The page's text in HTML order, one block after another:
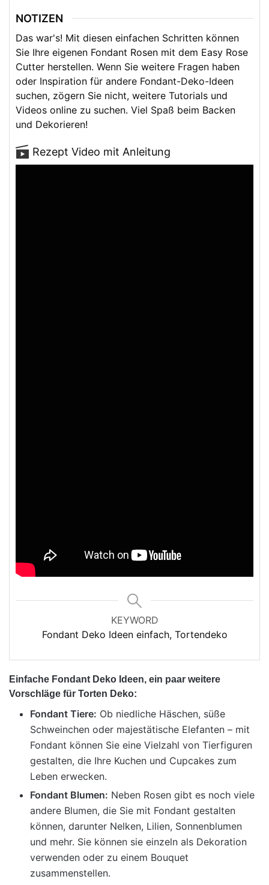
NOTIZEN
Das war's! Mit diesen einfachen Schritten können
Sie Ihre eigenen Fondant Rosen mit dem Easy Rose
Cutter herstellen. Wenn Sie weitere Fragen haben
oder Inspiration für andere Fondant-Deko-Ideen
suchen, zögern Sie nicht, weitere Tutorials und
Videos online zu suchen. Viel Spaß beim Backen
und Dekorieren!
Rezept Video mit Anleitung
KEYWORD
Fondant Deko Ideen einfach, Tortendeko
Einfache Fondant Deko Ideen, ein paar weitere
Vorschläge für Torten Deko:
Fondant Tiere: Ob niedliche Häschen, süße
Schweinchen oder majestätische Elefanten – mit
Fondant können Sie eine Vielzahl von Tierfiguren
gestalten, die Ihre Kuchen und Cupcakes zum
Leben erwecken.
Fondant Blumen: Neben Rosen gibt es noch viele
andere Blumen, die Sie mit Fondant gestalten
können, darunter Nelken, Lilien, Sonnenblumen
und mehr. Sie können sie einzeln als Dekoration
verwenden oder zu einem Bouquet
zusammenstellen.